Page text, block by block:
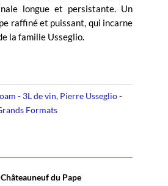
Jeroboam
3L
longue et persistante. Un
raffiné et puissant, qui incarne
la famille Usseglio.
- 3L de vin, Pierre Usseglio -
Formats
Châteauneuf du Pape